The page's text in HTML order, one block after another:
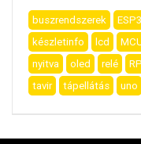
buszrendszerek
készletinfo
lcd
nyitva
oled relé RP
tavir
tápellátás uno